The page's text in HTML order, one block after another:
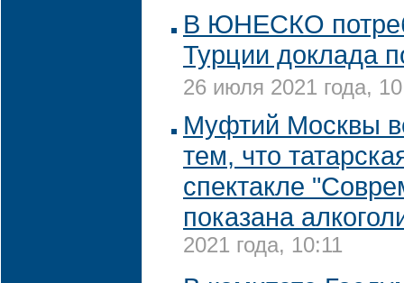
В ЮНЕСКО
Турции доклада
26 июля 2021 года,
Муфтий Москвы
тем, что
спектакле
показана
2021 года, 10:11